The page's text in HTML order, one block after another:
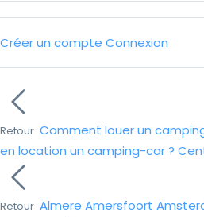
Créer un compte Connexion
Retour Comment louer un
en location un camping-car ?
Retour Almere Amersfoort